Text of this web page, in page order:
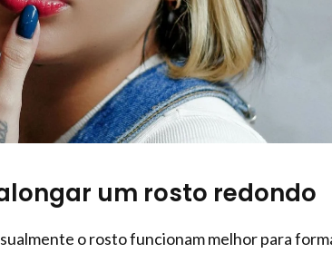
um rosto redondo
o rosto funcionam melhor para